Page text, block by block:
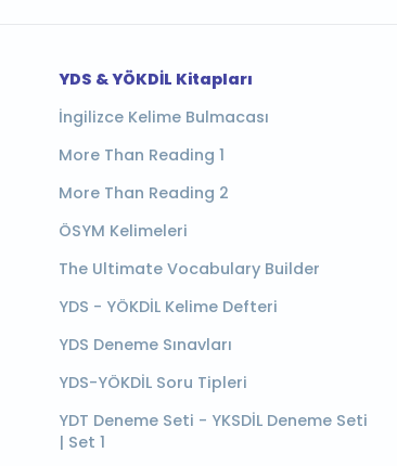
YDS & YÖKDİL Kitapları
İngilizce Kelime Bulmacası
More Than Reading 1
More Than Reading 2
ÖSYM Kelimeleri
The Ultimate Vocabulary Builder
YDS - YÖKDİL Kelime Defteri
YDS Deneme Sınavları
YDS-YÖKDİL Soru Tipleri
YDT Deneme Seti - YKSDİL Deneme Seti
| Set 1